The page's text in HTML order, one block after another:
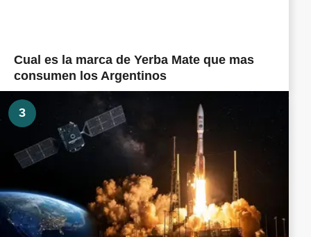
Cual es la marca de Yerba Mate que mas
consumen los Argentinos
3